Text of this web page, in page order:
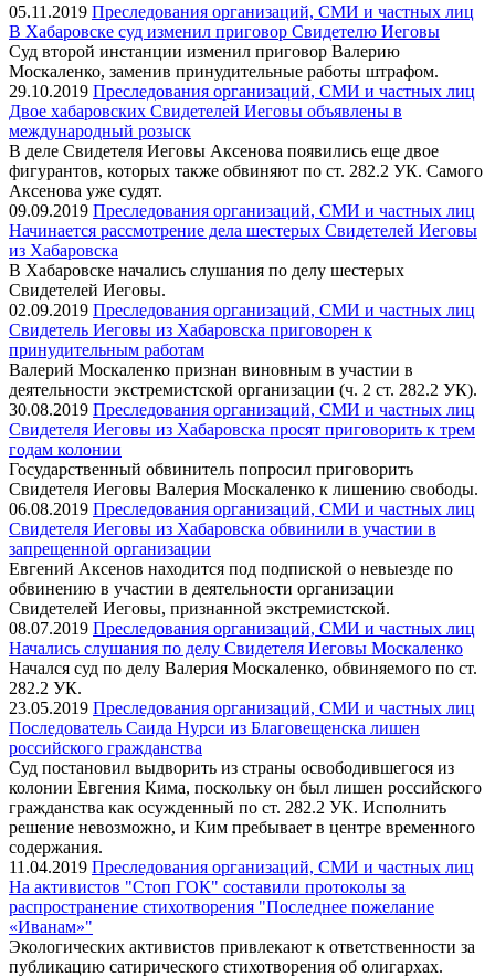
05.11.2019 Преследования организаций, СМИ и частных лиц
В Хабаровске суд изменил приговор Свидетелю Иеговы
Суд второй инстанции изменил приговор Валерию
Москаленко, заменив принудительные работы штрафом.
29.10.2019 Преследования организаций, СМИ и частных лиц
Двое хабаровских Свидетелей Иеговы объявлены в
международный розыск
В деле Свидетеля Иеговы Аксенова появились еще двое
фигурантов, которых также обвиняют по ст. 282.2 УК. Самого
Аксенова уже судят.
09.09.2019 Преследования организаций, СМИ и частных лиц
Начинается рассмотрение дела шестерых Свидетелей Иеговы
из Хабаровска
В Хабаровске начались слушания по делу шестерых
Свидетелей Иеговы.
02.09.2019 Преследования организаций, СМИ и частных лиц
Свидетель Иеговы из Хабаровска приговорен к
принудительным работам
Валерий Москаленко признан виновным в участии в
деятельности экстремистской организации (ч. 2 ст. 282.2 УК).
30.08.2019 Преследования организаций, СМИ и частных лиц
Свидетеля Иеговы из Хабаровска просят приговорить к трем
годам колонии
Государственный обвинитель попросил приговорить
Свидетеля Иеговы Валерия Москаленко к лишению свободы.
06.08.2019 Преследования организаций, СМИ и частных лиц
Свидетеля Иеговы из Хабаровска обвинили в участии в
запрещенной организации
Евгений Аксенов находится под подпиской о невыезде по
обвинению в участии в деятельности организации
Свидетелей Иеговы, признанной экстремистской.
08.07.2019 Преследования организаций, СМИ и частных лиц
Начались слушания по делу Свидетеля Иеговы Москаленко
Начался суд по делу Валерия Москаленко, обвиняемого по ст.
282.2 УК.
23.05.2019 Преследования организаций, СМИ и частных лиц
Последователь Саида Нурси из Благовещенска лишен
российского гражданства
Cуд постановил выдворить из страны освободившегося из
колонии Евгения Кима, поскольку он был лишен российского
гражданства как осужденный по ст. 282.2 УК. Исполнить
решение невозможно, и Ким пребывает в центре временного
содержания.
11.04.2019 Преследования организаций, СМИ и частных лиц
На активистов "Стоп ГОК" составили протоколы за
распространение стихотворения "Последнее пожелание
«Иванам»"
Экологических активистов привлекают к ответственности за
публикацию сатирического стихотворения об олигархах.